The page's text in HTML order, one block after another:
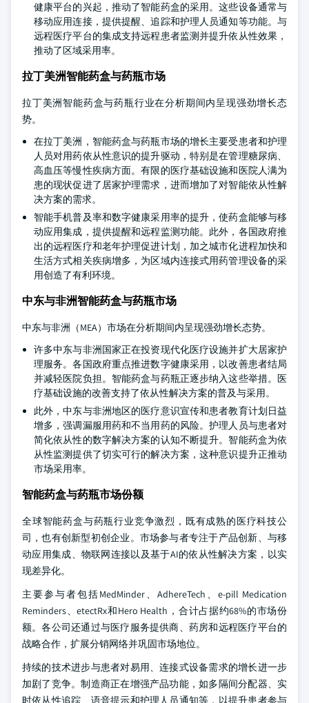
健康平台的兴起，推动了智能药盒的采用。这些设备通常与
移动应用连接，提供提醒、追踪和护理人员通知等功能。与
远程医疗平台的集成支持远程患者监测并提升依从性效果，
推动了区域采用率。
拉丁美洲智能药盒与药瓶市场
拉丁美洲智能药盒与药瓶行业在分析期间内呈现强劲增长态
势。
在拉丁美洲，智能药盒与药瓶市场的增长主要受患者和护理
人员对用药依从性意识的提升驱动，特别是在管理糖尿病、
高血压等慢性疾病方面。有限的医疗基础设施和医院人满为
患的现状促进了居家护理需求，进而增加了对智能依从性解
决方案的需求。
智能手机普及率和数字健康采用率的提升，使药盒能够与移
动应用集成，提供提醒和远程监测功能。此外，各国政府推
出的远程医疗和老年护理促进计划，加之城市化进程加快和
生活方式相关疾病增多，为区域内连接式用药管理设备的采
用创造了有利环境。
中东与非洲智能药盒与药瓶市场
中东与非洲（MEA）市场在分析期间内呈现强劲增长态势。
许多中东与非洲国家正在投资现代化医疗设施并扩大居家护
理服务。各国政府重点推进数字健康采用，以改善患者结局
并减轻医院负担。智能药盒与药瓶正逐步纳入这些举措。医
疗基础设施的改善支持了依从性解决方案的普及与采用。
此外，中东与非洲地区的医疗意识宣传和患者教育计划日益
增多，强调漏服用药和不当用药的风险。护理人员与患者对
简化依从性的数字解决方案的认知不断提升。智能药盒为依
从性监测提供了切实可行的解决方案，这种意识提升正推动
市场采用率。
智能药盒与药瓶市场份额
全球智能药盒与药瓶行业竞争激烈，既有成熟的医疗科技公
司，也有创新型初创企业。市场参与者专注于产品创新、与移
动应用集成、物联网连接以及基于AI的依从性解决方案，以实
现差异化。
主要参与者包括MedMinder、AdhereTech、e-pill Medication
Reminders、etectRx和Hero Health，合计占据约68%的市场份
额。各公司还通过与医疗服务提供商、药房和远程医疗平台的
战略合作，扩展分销网络并巩固市场地位。
持续的技术进步与患者对易用、连接式设备需求的增长进一步
加剧了竞争。制造商正在增强产品功能，如多隔间分配器、实
时依从性追踪、语音提示和护理人员通知等，以提升患者参与